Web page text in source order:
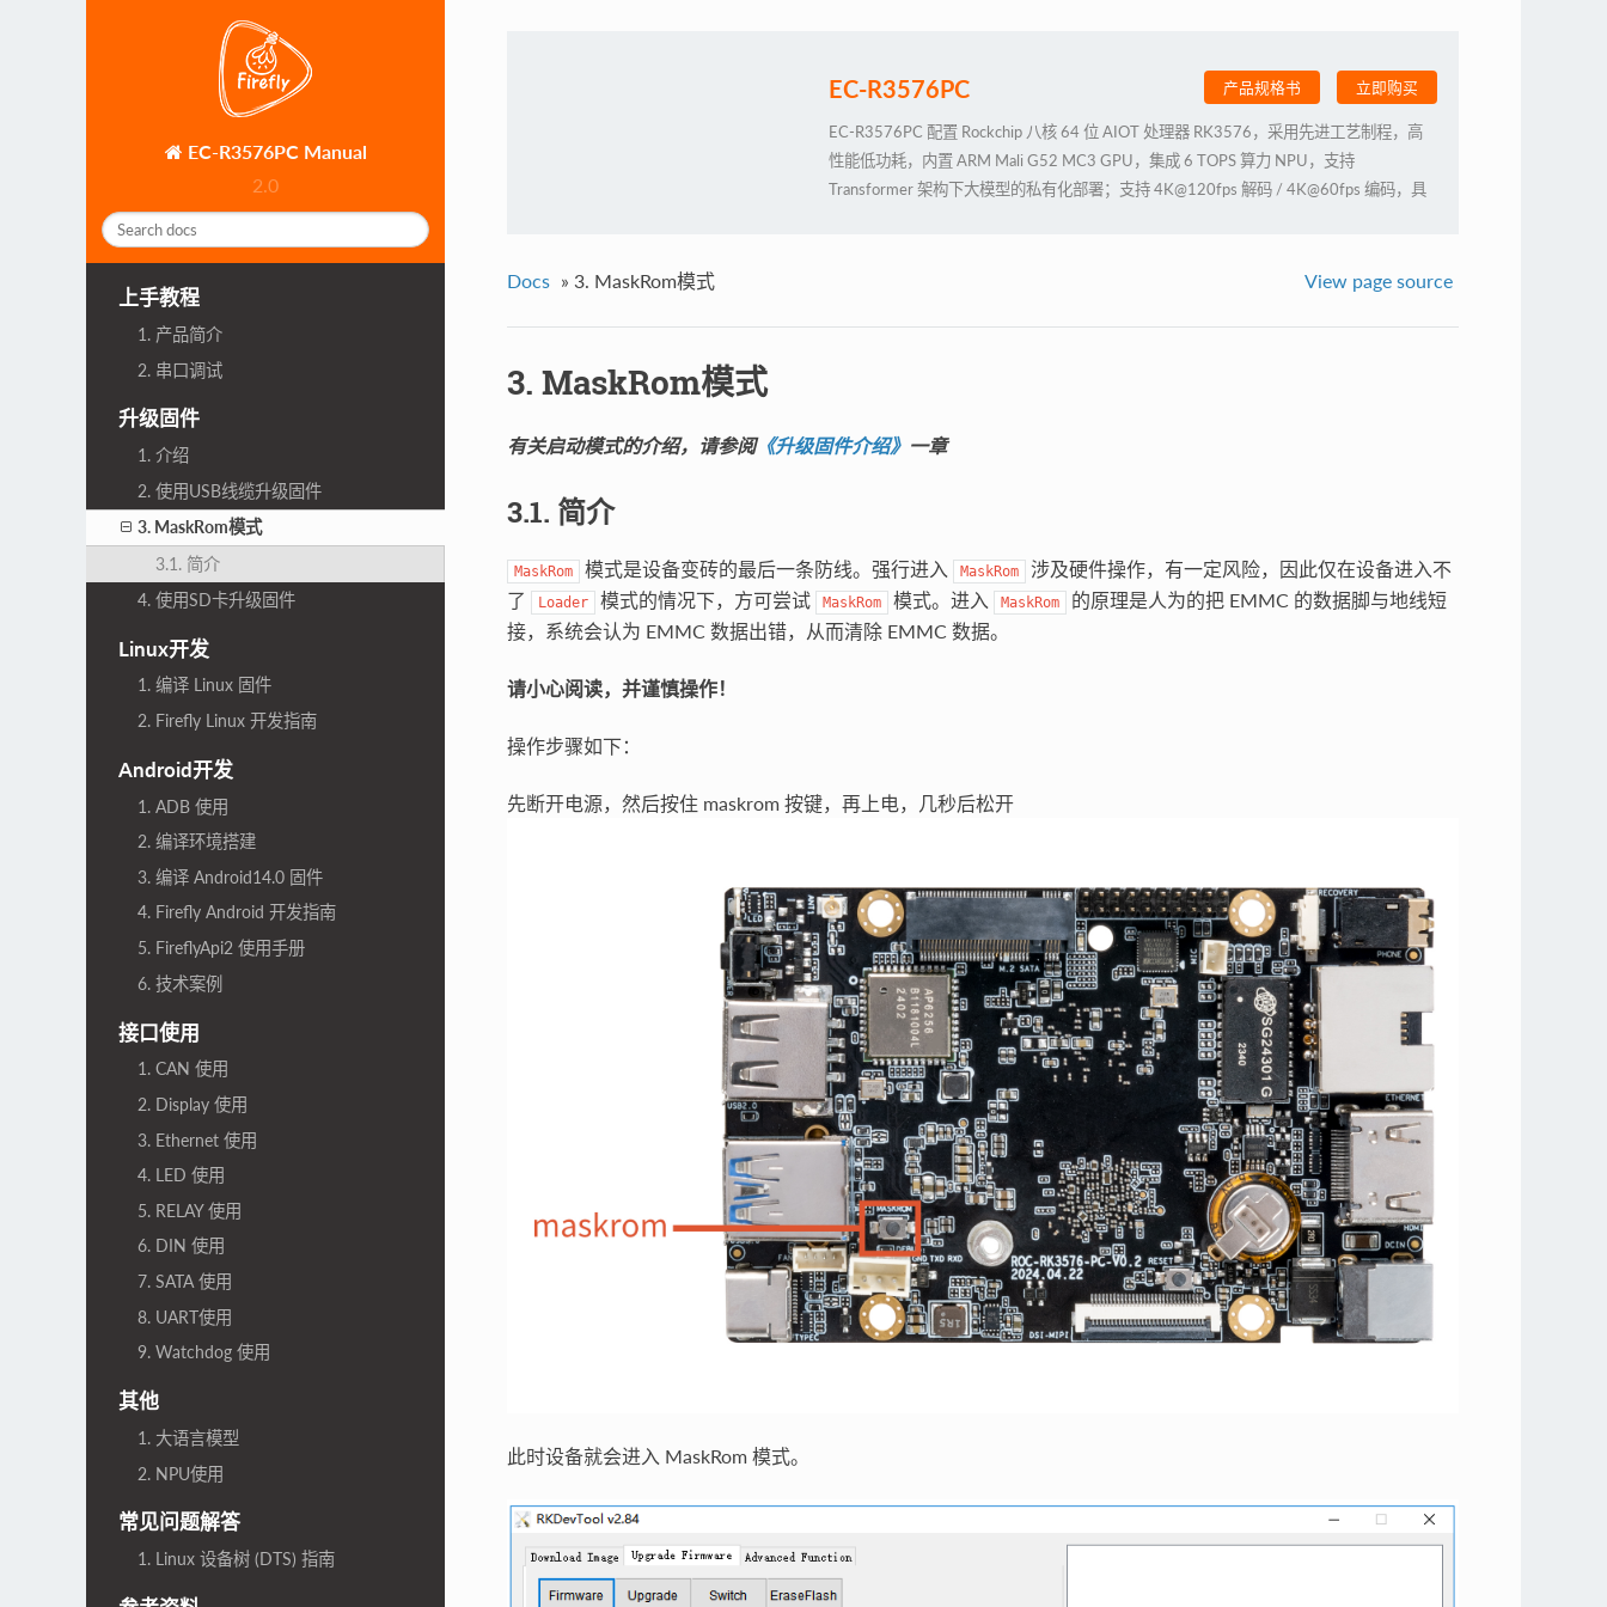
EC-R3576PC Manual
2.0
上手教程
1. 产品简介
2. 串口调试
升级固件
1. 介绍
2. 使用USB线缆升级固件
3. MaskRom模式
3.1. 简介
4. 使用SD卡升级固件
Linux开发
1. 编译 Linux 固件
2. Firefly Linux 开发指南
Android开发
1. ADB 使用
2. 编译环境搭建
3. 编译 Android14.0 固件
4. Firefly Android 开发指南
5. FireflyApi2 使用手册
6. 技术案例
接口使用
1. CAN 使用
2. Display 使用
3. Ethernet 使用
4. LED 使用
5. RELAY 使用
6. DIN 使用
7. SATA 使用
8. UART使用
9. Watchdog 使用
其他
1. 大语言模型
2. NPU使用
常见问题解答
1. Linux 设备树 (DTS) 指南
EC-R3576PC 产品规格书 立即购买
EC-R3576PC 配置 Rockchip 八核 64 位 AIOT 处理器 RK3576，采用先进工艺制程，高
性能低功耗，内置 ARM Mali G52 MC3 GPU，集成 6 TOPS 算力 NPU，支持
Transformer 架构下大模型的私有化部署；支持 4K@120fps 解码 / 4K@60fps 编码，具
Docs » 3. MaskRom模式 View page source
3. MaskRom模式
有关启动模式的介绍，请参阅《升级固件介绍》 一章
3.1. 简介
MaskRom 模式是设备变砖的最后一条防线。强行进入 MaskRom
涉及硬件操作，有一定风险，因此仅在设备进入不
了
Loader 模式的情况下，方可尝试 MaskRom 模式。进入 MaskRom
的原理是人为的把 EMMC 的数据脚与地线短
接，系统会认为 EMMC 数据出错，从而清除 EMMC 数据。
请小心阅读，并谨慎操作！
操作步骤如下：
先断开电源，然后按住 maskrom 按键，再上电，几秒后松开
此时设备就会进入 MaskRom 模式。